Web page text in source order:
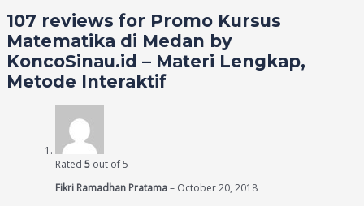
107 reviews for Promo Kursus
Matematika di Medan by
KoncoSinau.id – Materi Lengkap,
Metode Interaktif
Rated 5 out of 5
Fikri Ramadhan Pratama– October 20, 2018